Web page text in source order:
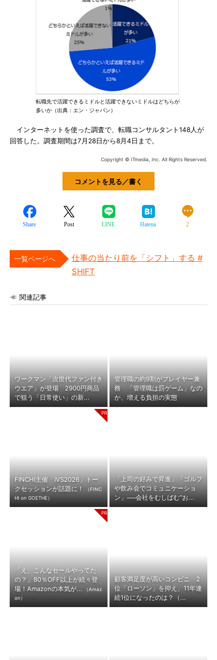
転職先で活躍できるミドルと活躍できないミドルはどちらが
多いか（出典：エン・ジャパン）
インターネットを使った調査で、転職コンサルタント148人が
回答した。調査期間は7月28日から8月4日まで。
Copyright © ITmedia, Inc. All Rights Reserved.
コメントを見る／書く
Share Post LINE Hatena 2
一覧ページへ
仕事の当たり前を「シフト」する #
SHIFT
関連記事
ワークマン「次世代ファン付き
ウエア」が登場 2900円商品
で狙う「日常使い」の新...
管理職の約9割がプレイヤー兼
務 「管理職は罰ゲーム」なの
か、増える負担の実態
FINCHI主催「IVS2026」トー
クセッションが話題に！
（FINC
HI on GOETHE）
「上司の好みで昇進」「ゴルフ
や飲み会でコミュニケーショ
ン」──会社をむしばむ“お...
「え、こんなセールやってた
の？」80％OFF以上が続々登
場！Amazonの本気が...
（Amaz
on）
顧客満足度が高いコンビニ 2
位「ローソン」を抑え、11年連
続1位になったのは？（...